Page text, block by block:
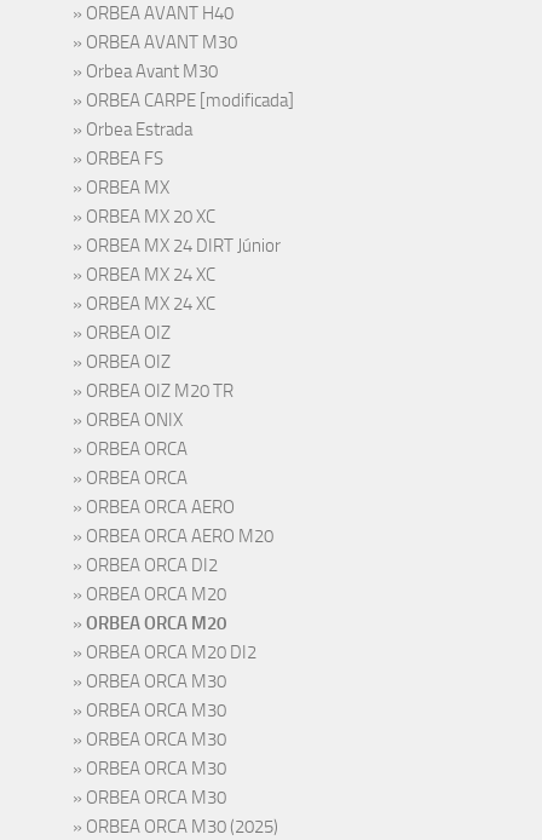
ORBEA AVANT H40
ORBEA AVANT M30
Orbea Avant M30
ORBEA CARPE [modificada]
Orbea Estrada
ORBEA FS
ORBEA MX
ORBEA MX 20 XC
ORBEA MX 24 DIRT Júnior
ORBEA MX 24 XC
ORBEA MX 24 XC
ORBEA OIZ
ORBEA OIZ
ORBEA OIZ M20 TR
ORBEA ONIX
ORBEA ORCA
ORBEA ORCA
ORBEA ORCA AERO
ORBEA ORCA AERO M20
ORBEA ORCA DI2
ORBEA ORCA M20
ORBEA ORCA M20
ORBEA ORCA M20 DI2
ORBEA ORCA M30
ORBEA ORCA M30
ORBEA ORCA M30
ORBEA ORCA M30
ORBEA ORCA M30
ORBEA ORCA M30 (2025)